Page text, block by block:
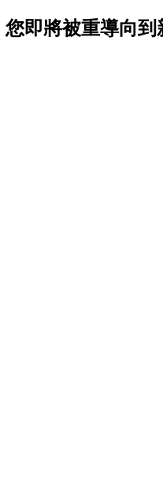
即將被重導向